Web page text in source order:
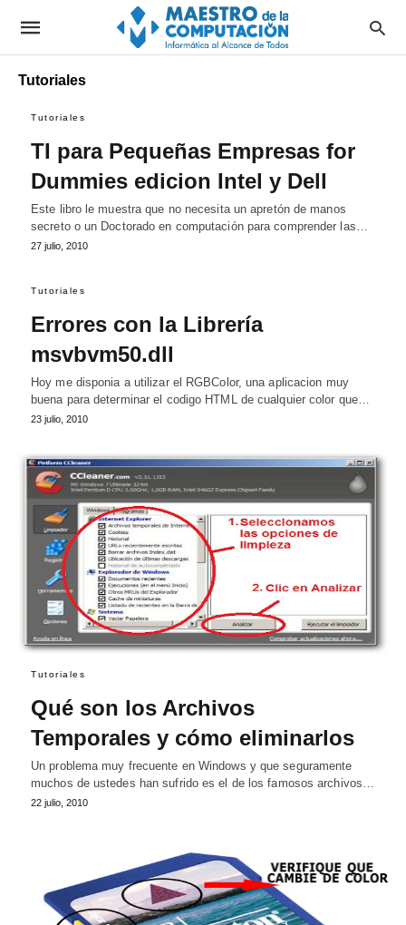
Tutoriales
Tutoriales
TI para Pequeñas Empresas for
Dummies edicion Intel y Dell
Este libro le muestra que no necesita un apretón de manos
secreto o un Doctorado en computación para comprender las…
27 julio, 2010
Tutoriales
Errores con la Librería
msvbvm50.dll
Hoy me disponia a utilizar el RGBColor, una aplicacion muy
buena para determinar el codigo HTML de cualquier color que…
23 julio, 2010
Tutoriales
Qué son los Archivos
Temporales y cómo eliminarlos
Un problema muy frecuente en Windows y que seguramente
muchos de ustedes han sufrido es el de los famosos archivos…
22 julio, 2010